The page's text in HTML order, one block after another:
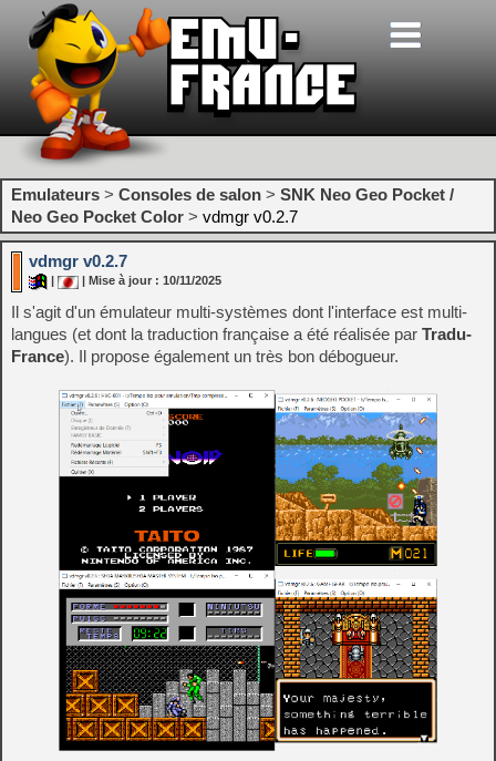
Emulateurs > Consoles de salon > SNK Neo Geo Pocket /
Neo Geo Pocket Color > vdmgr v0.2.7
vdmgr v0.2.7
| Mise à jour : 10/11/2025
Il s'agit d'un émulateur multi-systèmes dont l'interface est multi-
langues (et dont la traduction française a été réalisée par Tradu-
France). Il propose également un très bon débogueur.